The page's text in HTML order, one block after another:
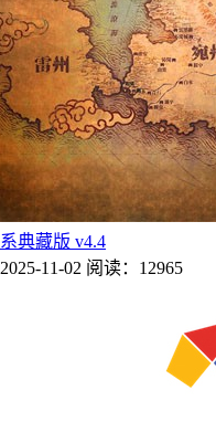
典藏版 v4.4
11-02 阅读：12965